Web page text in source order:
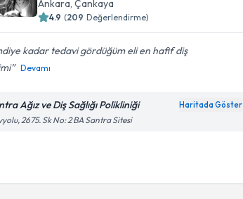
Ankara , Çankaya
4.9 (209 Değerlendirme)
kadar tedavi gördüğüm eli en hafif diş
Devamı
Ağız ve Diş Sağlığı Polikliniği Haritada Göster
2675. Sk No: 2 BA Santra Sitesi